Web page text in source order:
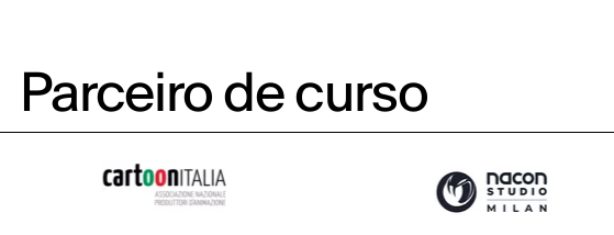
Parceiro de curso